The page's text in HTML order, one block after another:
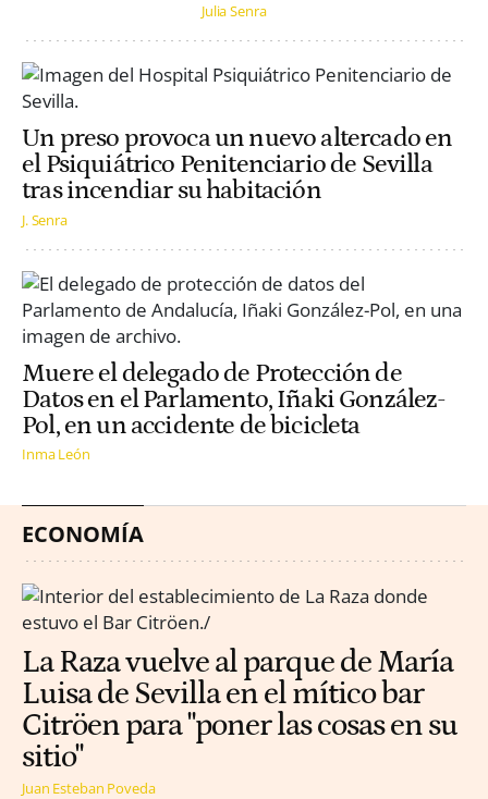
Julia Senra
Un preso provoca un nuevo altercado en
el Psiquiátrico Penitenciario de Sevilla
tras incendiar su habitación
J. Senra
Muere el delegado de Protección de
Datos en el Parlamento, Iñaki González-
Pol, en un accidente de bicicleta
Inma León
ECONOMÍA
La Raza vuelve al parque de María
Luisa de Sevilla en el mítico bar
Citröen para "poner las cosas en su
sitio"
Juan Esteban Poveda